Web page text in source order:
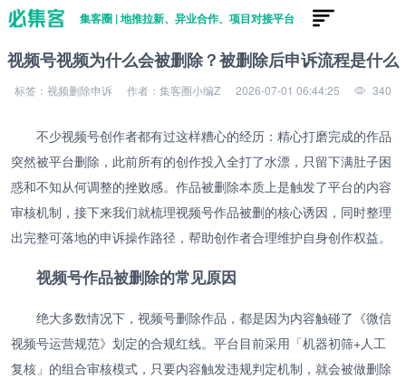
集客圈 | 地推拉新、异业合作、项目对接平台
视频号视频为什么会被删除？被删除后申诉流程是什么
标签：视频删除申诉 作者：集客圈小编Z 2026-07-01 06:44:25 340
不少视频号创作者都有过这样糟心的经历：精心打磨完成的作品
突然被平台删除，此前所有的创作投入全打了水漂，只留下满肚子困
惑和不知从何调整的挫败感。作品被删除本质上是触发了平台的内容
审核机制，接下来我们就梳理视频号作品被删的核心诱因，同时整理
出完整可落地的申诉操作路径，帮助创作者合理维护自身创作权益。
视频号作品被删除的常见原因
绝大多数情况下，视频号删除作品，都是因为内容触碰了《微信
视频号运营规范》划定的合规红线。平台目前采用「机器初筛+人工
复核」的组合审核模式，只要内容触发违规判定机制，就会被做删除